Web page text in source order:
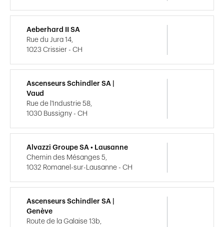
Aeberhard II SA
Rue du Jura 14,
1023 Crissier - CH
Ascenseurs Schindler SA |
Vaud
Rue de l'Industrie 58,
1030 Bussigny - CH
Alvazzi Groupe SA • Lausanne
Chemin des Mésanges 5,
1032 Romanel-sur-Lausanne - CH
Ascenseurs Schindler SA |
Genève
Route de la Galaise 13b,